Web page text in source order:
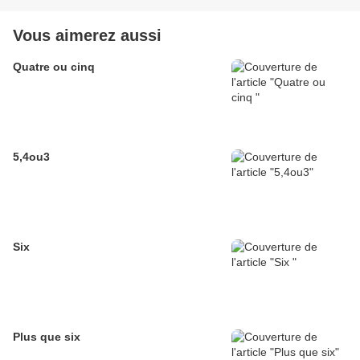
Vous aimerez aussi
Quatre ou cinq
5,4ou3
Six
Plus que six